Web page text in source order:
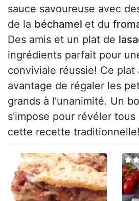
sauce savoureuse avec
de la béchamel et du
Des amis et un plat de
ingrédients parfait pour
conviviale réussie! Ce plat
avantage de régaler les
grands à l'unanimité. Un
s'impose pour révéler
cette recette traditionnelle!